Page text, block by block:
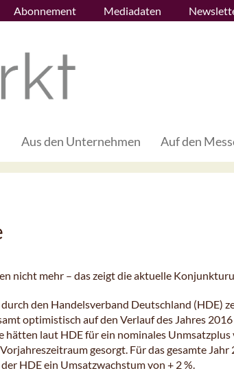
Abonnement Mediadaten
Aus den Unternehmen Auf den
nicht mehr – das zeigt die aktuelle
den Handelsverband Deutschland (HDE)
optimistisch auf den Verlauf des Jahres
hätten laut HDE für ein nominales Unmsatzplus
gesorgt. Für das gesamte Jahr
HDE ein Umsatzwachstum von + 2 %.